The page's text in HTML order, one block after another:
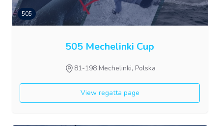
505
505 Mechelinki Cup
81-198 Mechelinki, Polska
View regatta page